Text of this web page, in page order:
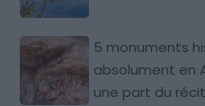
5 monuments
absolument en
une part du